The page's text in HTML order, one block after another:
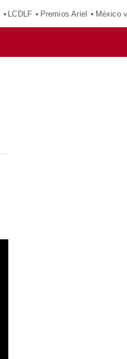
LCDLF Premios Ariel México